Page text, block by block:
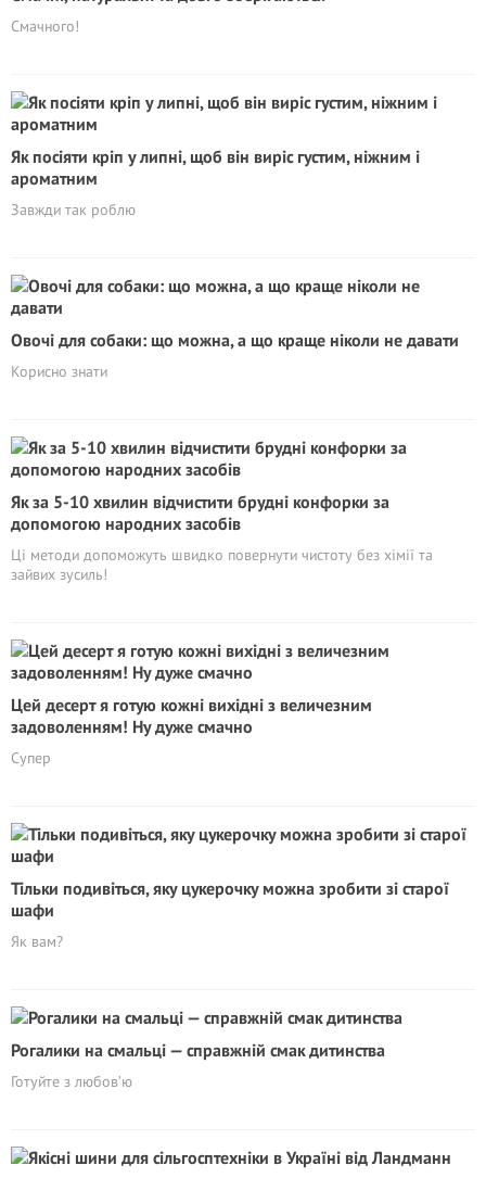
Смачного!
Як посіяти кріп у липні, щоб він виріс густим, ніжним і
ароматним
Завжди так роблю
Овочі для собаки: що можна, а що краще ніколи не давати
Корисно знати
Як за 5-10 хвилин відчистити брудні конфорки за
допомогою народних засобів
Ці методи допоможуть швидко повернути чистоту без хімії та
зайвих зусиль!
Цей десерт я готую кожні вихідні з величезним
задоволенням! Ну дуже смачно
Супер
Тільки подивіться, яку цукерочку можна зробити зі старої
шафи
Як вам?
Рогалики на смальці — справжній смак дитинства
Готуйте з любов’ю